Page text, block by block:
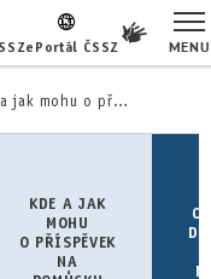
ePortál ČSSZ MENU
o příspěvek na pomůcku požádat?
KDE A JAK
MOHU
O PŘÍSPĚVEK
NA